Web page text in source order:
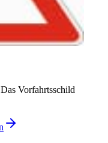
Vorfahrtsschild